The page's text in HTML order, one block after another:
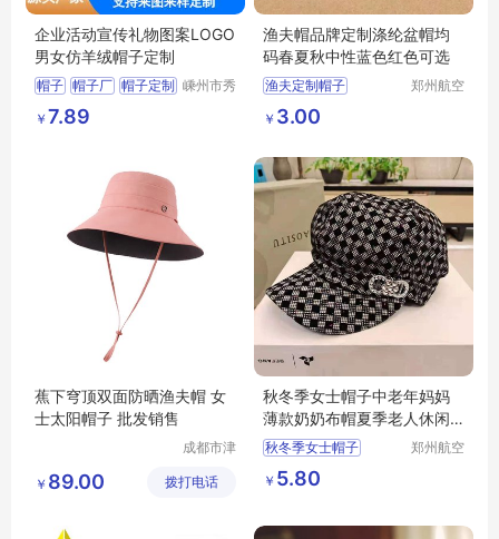
企业活动宣传礼物图案LOGO
男女仿羊绒帽子定制
帽子 帽子厂 帽子定制
仿羊绒帽子
嵊州市秀
￥ 7.89
渔夫帽品牌定制涤纶盆帽均
码春夏秋中性蓝色红色可选
渔夫定制帽子
郑州航空
￥ 3.00
蕉下穹顶双面防晒渔夫帽 女
士太阳帽子 批发销售
成都市津
技有限公
￥ 89.00 拨打电话
秋冬季女士帽子中老年妈妈
薄款奶奶布帽夏季老人休闲
鸭舌帽时装帽
秋冬季女士帽子
鸭舌帽时装帽
郑州航空
￥ 5.80